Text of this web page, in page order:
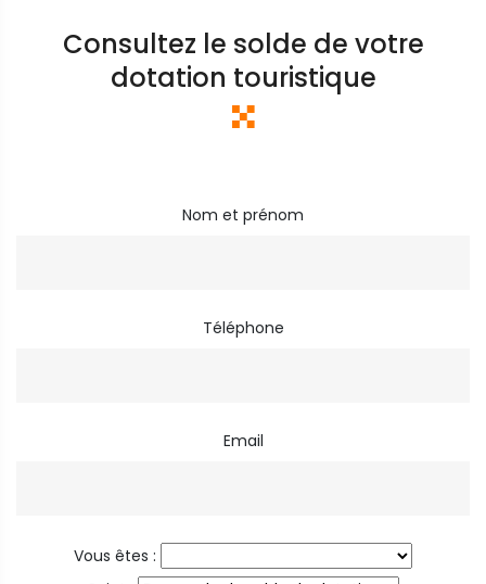
Consultez le solde de votre
dotation touristique
Nom et prénom
Téléphone
Email
Vous êtes :